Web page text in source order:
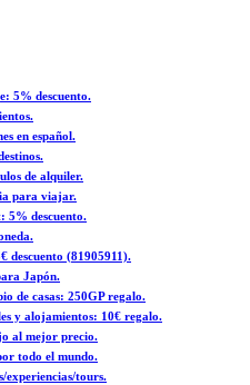
5% descuento.
en español.
de alquiler.
para viajar.
5% descuento.
descuento (81905911).
Japón.
de casas: 250GP regalo.
y alojamientos: 10€ regalo.
al mejor precio.
todo el mundo.
experiencias/tours.